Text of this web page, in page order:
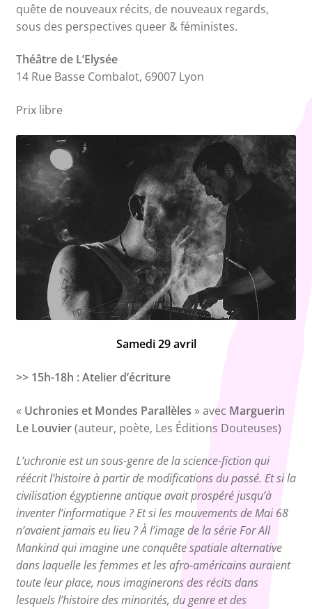
quête de nouveaux récits, de nouveaux regards,
sous des perspectives queer & féministes.
Théâtre de L’Elysée
14 Rue Basse Combalot, 69007 Lyon
Prix libre
Samedi 29 avril
>> 15h-18h : Atelier d’écriture
« Uchronies et Mondes Parallèles » avec Marguerin
Le Louvier(auteur, poète, Les Éditions Douteuses)
L’uchronie est un sous-genre de la science-fiction qui
réécrit l’histoire à partir de modifications du passé. Et si la
civilisation égyptienne antique avait prospéré jusqu’à
inventer l’informatique ? Et si les mouvements de Mai 68
n’avaient jamais eu lieu ? À l’image de la série For All
Mankind qui imagine une conquête spatiale alternative
dans laquelle les femmes et les afro-américains auraient
toute leur place, nous imaginerons des récits dans
lesquels l’histoire des minorités, du genre et des